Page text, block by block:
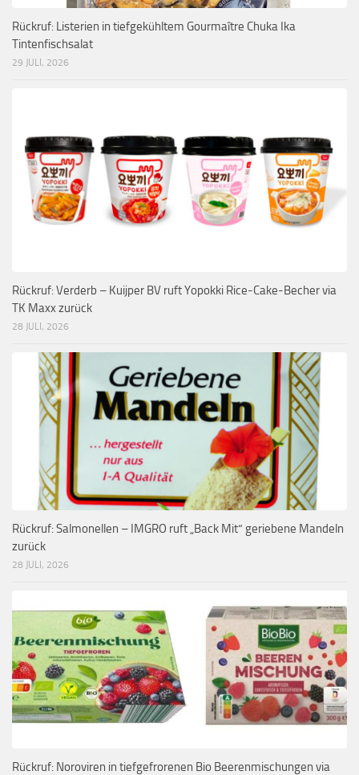
Rückruf: Listerien in tiefgekühltem Gourmaître Chuka Ika
Tintenfischsalat
29 JULI, 2026
Rückruf: Verderb – Kuijper BV ruft Yopokki Rice-Cake-Becher via
TK Maxx zurück
28 JULI, 2026
Rückruf: Salmonellen – IMGRO ruft „Back Mit“ geriebene Mandeln
zurück
28 JULI, 2026
Rückruf: Noroviren in tiefgefrorenen Bio Beerenmischungen via